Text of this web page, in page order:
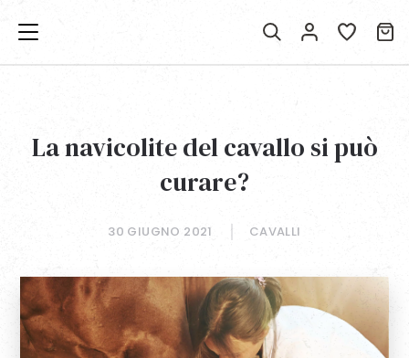
La navicolite del cavallo si può
curare?
30 GIUGNO 2021 CAVALLI